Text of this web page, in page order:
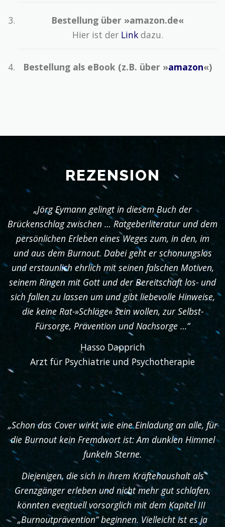
Bestellung über »amazon.de«
Hier ist der Linkdazu.
Bestellung als eBook (z.B. über »amazon«)
REZENSION
„Jörg Eymann gelingt in diesem Buch der
Brückenschlag zwischen … Ratgeberliteratur und dem
persönlichen Erleben eines Weges zum, in den, im
und aus dem Burnout. Dabei geht er schonungslos
und erstaunlich ehrlich mit seinen falschen Motiven,
seinem Ringen mit Gott und der Bereitschaft los- und
sich fallen zu lassen um und gibt liebevolle Hinweise,
die keine Rat-»Schläge« sein wollen, zur Selbst-
Fürsorge, Prävention und Nachsorge …“
Hasso Dapprich
Arzt für Psychiatrie und Psychotherapie
„Schon das Cover wirkt wie eine Einladung an alle, für
die Burnout kein Fremdwort ist: Am dunklen Himmel
funkeln Sterne.
Diejenigen, die sich in ihrem Kräftehaushalt als
Grenzgänger erleben und nicht mehr gut schlafen,
könnten eventuell vorsorglich mit dem Kapitel III
„Burnoutprävention“ beginnen. Vielleicht ist es ja